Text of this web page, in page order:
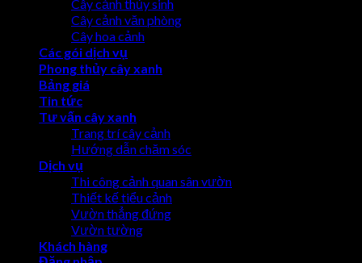
Cây cảnh thủy sinh
Cây cảnh văn phòng
Cây hoa cảnh
Các gói dịch vụ
Phong thủy cây xanh
Bảng giá
Tin tức
Tư vấn cây xanh
Trang trí cây cảnh
Hướng dẫn chăm sóc
Dịch vụ
Thi công cảnh quan sân vườn
Thiết kế tiểu cảnh
Vườn thẳng đứng
Vườn tường
Khách hàng